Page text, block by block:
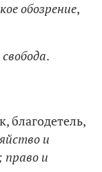
обозрение,
.
благодетель,
и
право и